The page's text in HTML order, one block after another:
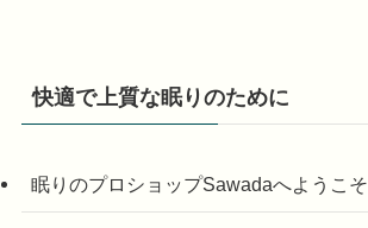
快適で上質な眠りのために
眠りのプロショップSawadaへようこそ